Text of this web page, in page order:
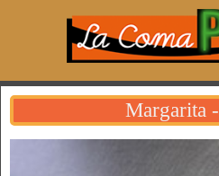
Margarita -